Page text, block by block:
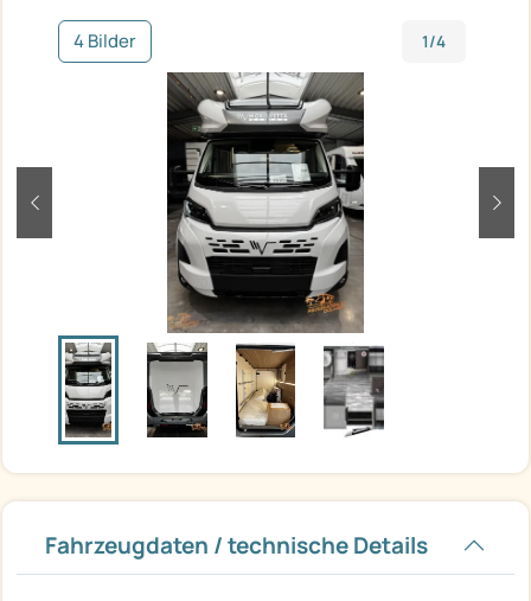
4 Bilder 1/4
zurück
Fahrzeugdaten / technische Details